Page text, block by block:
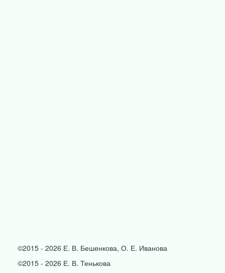
©2015 - 2026 Е. В. Бешенкова, О. Е. Иванова
©2015 - 2026 Е. В. Тенькова